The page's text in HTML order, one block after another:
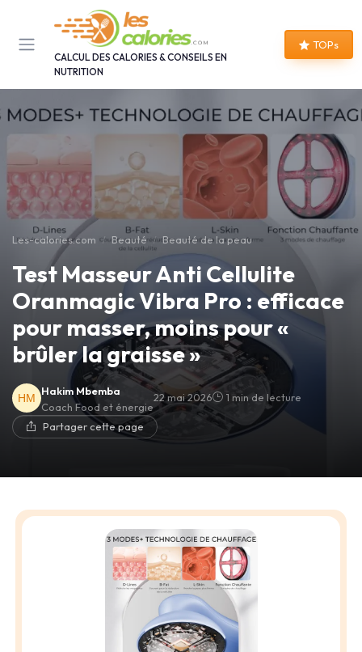
CALCUL DES CALORIES & CONSEILS EN
NUTRITION
TOPs
Les-calories.com Beauté Beauté de la peau
Test Masseur Anti Cellulite
Oranmagic Vibra Pro : efficace
pour masser, moins pour «
brûler la graisse »
Hakim Mbemba
Coach Food et énergie
22 mai 2026 1 min de lecture
Partager cette page
Panneau de gestion des cookies